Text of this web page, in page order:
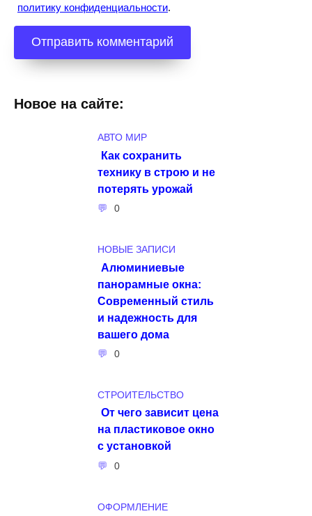
политику конфиденциальности.
Новое на сайте:
АВТО МИР
Как сохранить
технику в строю и не
потерять урожай
0
НОВЫЕ ЗАПИСИ
Алюминиевые
панорамные окна:
Современный стиль
и надежность для
вашего дома
0
СТРОИТЕЛЬСТВО
От чего зависит цена
на пластиковое окно
с установкой
0
ОФОРМЛЕНИЕ